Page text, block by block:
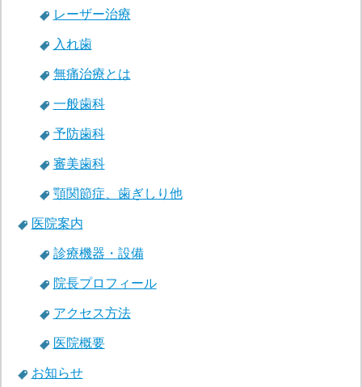
レーザー治療
入れ歯
無痛治療とは
一般歯科
予防歯科
審美歯科
顎関節症、歯ぎしり他
医院案内
診療機器・設備
院長プロフィール
アクセス方法
医院概要
お知らせ